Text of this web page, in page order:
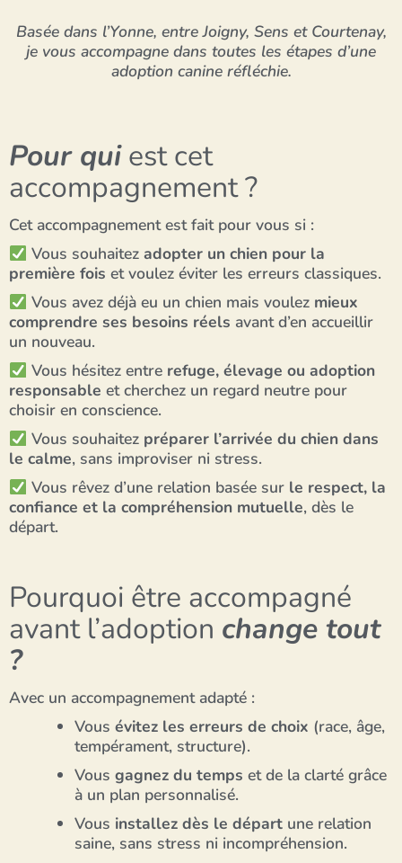
Basée dans l’Yonne, entre Joigny, Sens et Courtenay,
je vous accompagne dans toutes les étapes d’une
adoption canine réfléchie.
Pour quiest cet
accompagnement ?
Cet accompagnement est fait pour vous si :
Vous souhaitezadopter un chien pour la
première fois et voulez éviter les erreurs classiques.
Vous avez déjà eu un chien mais voulez mieux
comprendre ses besoins réels avant d’en accueillir
un nouveau.
Vous hésitez entre refuge, élevage ou adoption
responsable et cherchez un regard neutre pour
choisir en conscience.
Vous souhaitez préparer l’arrivée du chien dans
le calme, sans improviser ni stress.
Vous rêvez d’une relation basée sur le respect, la
confiance et la compréhension mutuelle, dès le
départ.
Pourquoi être accompagné
avant l’adoption change tout
?
Avec un accompagnement adapté :
Vous évitez les erreurs de choix (race, âge,
tempérament, structure).
Vous gagnez du temps et de la clarté grâce
à un plan personnalisé.
Vous installez dès le départune relation
saine, sans stress ni incompréhension.